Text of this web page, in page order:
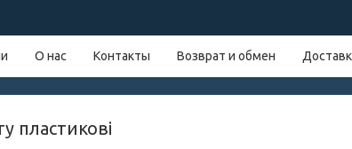
О нас Контакты Возврат и обмен
пластикові